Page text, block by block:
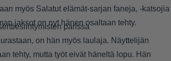
myös Salatut elämät-sarjan faneja, -katsojia
jaksot on nyt hänen osaltaan tehty.
parissa
on hän myös laulaja. Näyttelijän
tehty, mutta työt eivät häneltä lopu. Hän